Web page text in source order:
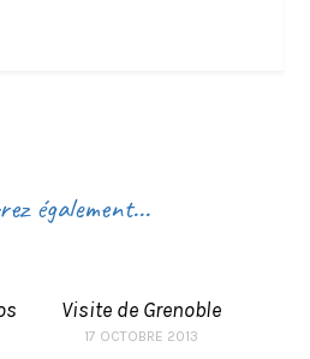
également...
Visite de Grenoble
17 OCTOBRE 2013